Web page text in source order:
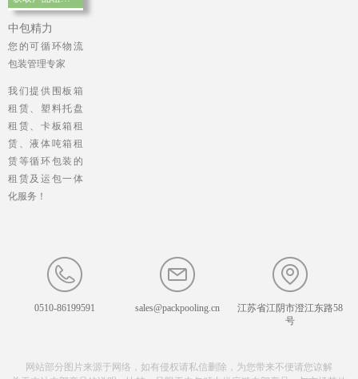
中包精力
您的可循环物流
包装管理专家
我们提供围板箱
租赁、塑料托盘
租赁、卡板箱租
赁、液体吨箱租
赁等循环包装的
租赁及运包一体
化服务！
网站部分图片来源于网络，如有侵权请私信删除，为您带来不便请您谅解
0510-86199591 sales@packpooling.cn
江苏省江阴市澄江东路58
号